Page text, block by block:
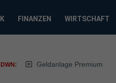
FINANZEN WIRTSCHAFT
Geldanlage Premium